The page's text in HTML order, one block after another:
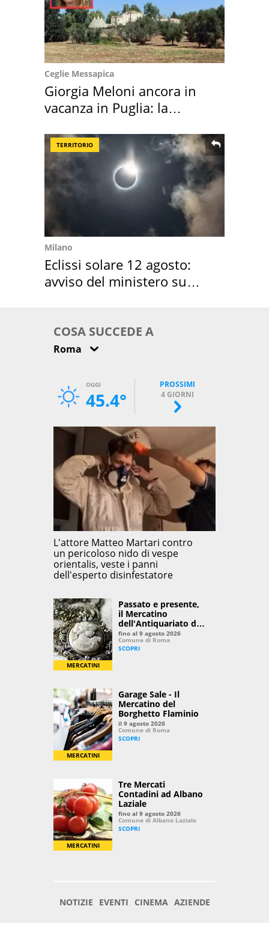
Ceglie Messapica
Giorgia Meloni ancora in
vacanza in Puglia: la
TERRITORIO
Milano
Eclissi solare 12 agosto:
avviso del ministero su